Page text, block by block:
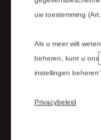
uw toestemming
Als u meer wilt
beheren, kunt u ons
instellingen
Privacybeleid